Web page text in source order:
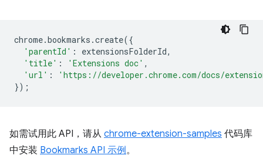
chrome.bookmarks .create({
'parentId' : extensionsFolderId,
'title' : 'Extensions doc' ,
'url' :
'https://developer.chrome.com/docs/
});
如需试用此 API，请从 chrome-extension-samples 代码库
中安装 Bookmarks API 示例。